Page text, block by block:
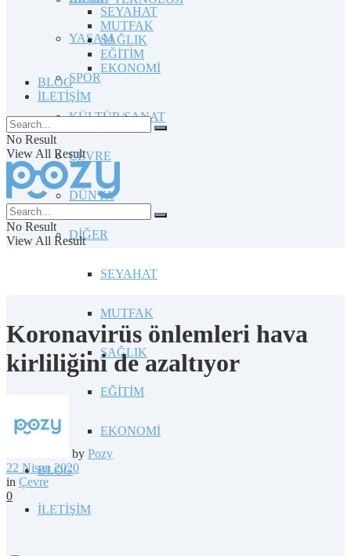
YAŞAM
SPOR
KÜLTÜR/SANAT
ÇEVRE
DÜNYA
DİĞER
SEYAHAT
MUTFAK
SAĞLIK
EĞİTİM
EKONOMİ
BLOG
İLETİŞİM
SEYAHAT
MUTFAK
SAĞLIK
EĞİTİM
EKONOMİ
BLOG
İLETİŞİM
No Result
View All Result
No Result
View All Result
Koronavirüs önlemleri hava
kirliliğini de azaltıyor
by Pozy
22 Nisan 2020
in Çevre
0